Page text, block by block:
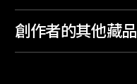
創作者的其他藏品